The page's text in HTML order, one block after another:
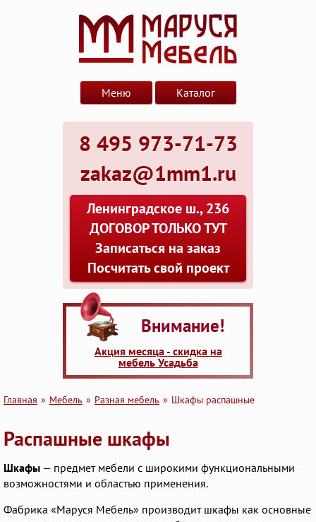
8 495 973-71-73
zakaz@1mm1.ru
Ленинградское ш., 236
ДОГОВОР ТОЛЬКО ТУТ
Записаться на заказ
Посчитать свой проект
Меню Каталог
Внимание!
Акция месяца - скидка на
мебель Усадьба
Главная Мебель Разная мебель Шкафы распашные
Распашные шкафы
Шкафы — предмет мебели с широкими функциональными
возможностями и областью применения.
Фабрика «Маруся Мебель» производит шкафы как основные